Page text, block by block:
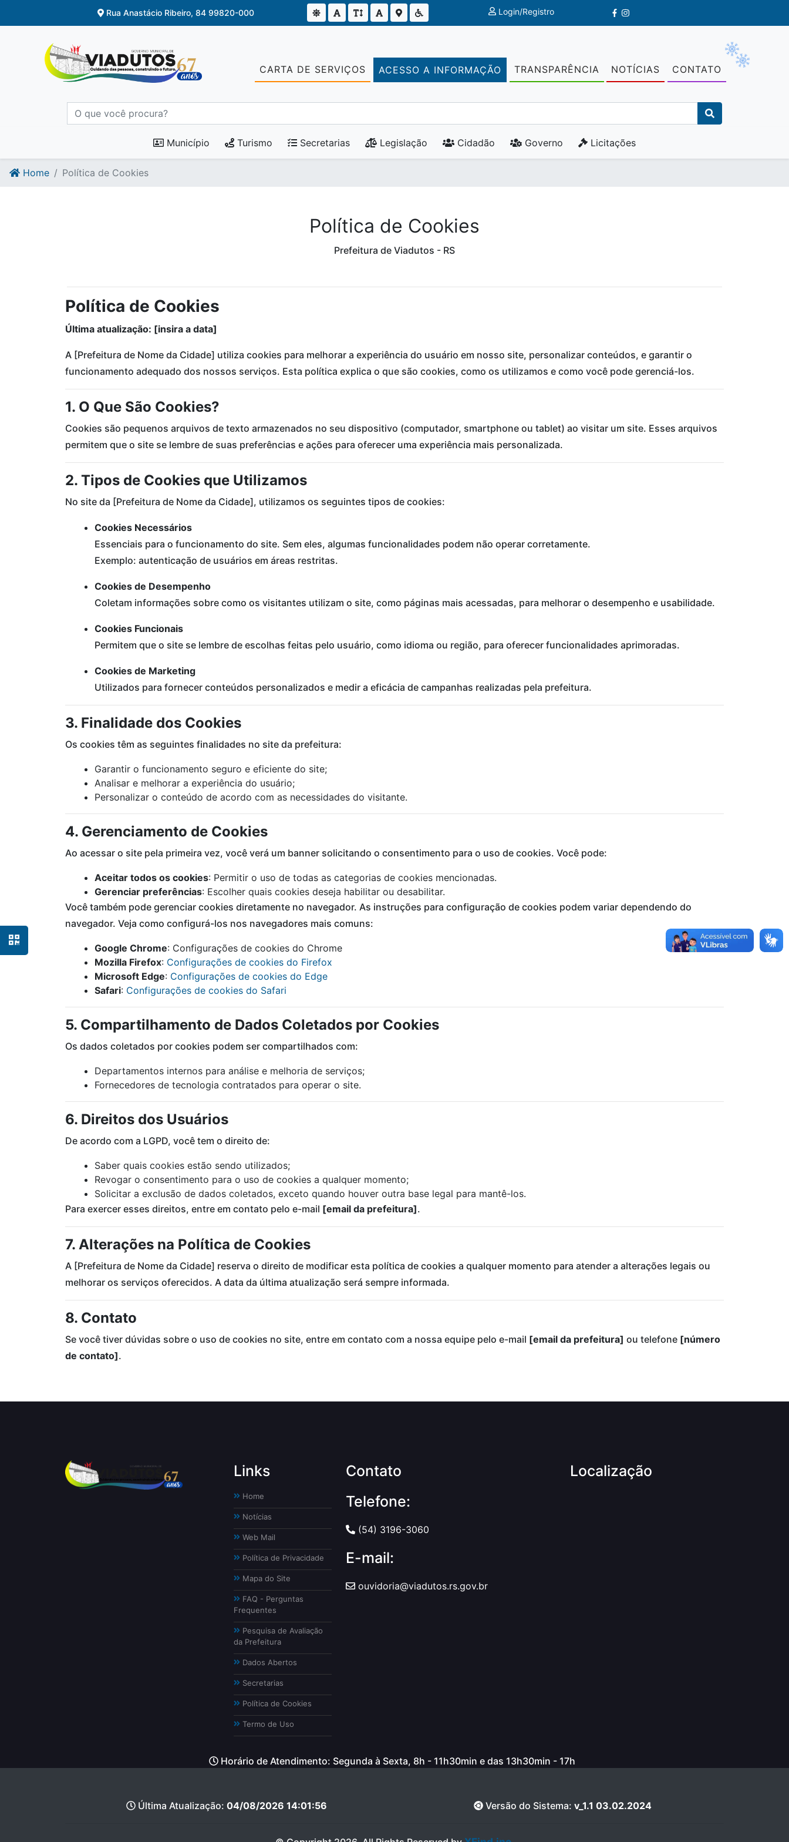
Ir para o fim do conteúdo
Rua Anastácio Ribeiro, 84 99820-000 Login/Registro
CARTA DE SERVIÇOS ACESSO A INFORMAÇÃO TRANSPARÊNCIA NOTÍCIAS CONTATO
Município Turismo Secretarias Legislação Cidadão Governo Licitações
Home Política de Cookies
Política de Cookies
Prefeitura de Viadutos - RS
Política de Cookies
Última atualização: [insira a data]
A [Prefeitura de Nome da Cidade] utiliza cookies para melhorar a experiência do usuário em nosso site, personalizar conteúdos, e garantir o
funcionamento adequado dos nossos serviços. Esta política explica o que são cookies, como os utilizamos e como você pode gerenciá-los.
1. O Que São Cookies?
Cookies são pequenos arquivos de texto armazenados no seu dispositivo (computador, smartphone ou tablet) ao visitar um site. Esses arquivos
permitem que o site se lembre de suas preferências e ações para oferecer uma experiência mais personalizada.
2. Tipos de Cookies que Utilizamos
No site da [Prefeitura de Nome da Cidade], utilizamos os seguintes tipos de cookies:
Cookies Necessários
Essenciais para o funcionamento do site. Sem eles, algumas funcionalidades podem não operar corretamente.
Exemplo: autenticação de usuários em áreas restritas.
Cookies de Desempenho
Coletam informações sobre como os visitantes utilizam o site, como páginas mais acessadas, para melhorar o desempenho e usabilidade.
Cookies Funcionais
Permitem que o site se lembre de escolhas feitas pelo usuário, como idioma ou região, para oferecer funcionalidades aprimoradas.
Cookies de Marketing
Utilizados para fornecer conteúdos personalizados e medir a eficácia de campanhas realizadas pela prefeitura.
3. Finalidade dos Cookies
Os cookies têm as seguintes finalidades no site da prefeitura:
Garantir o funcionamento seguro e eficiente do site;
Analisar e melhorar a experiência do usuário;
Personalizar o conteúdo de acordo com as necessidades do visitante.
4. Gerenciamento de Cookies
Ao acessar o site pela primeira vez, você verá um banner solicitando o consentimento para o uso de cookies. Você pode:
Aceitar todos os cookies: Permitir o uso de todas as categorias de cookies mencionadas.
Gerenciar preferências: Escolher quais cookies deseja habilitar ou desabilitar.
Você também pode gerenciar cookies diretamente no navegador. As instruções para configuração de cookies podem variar dependendo do
navegador. Veja como configurá-los nos navegadores mais comuns:
Google Chrome: Configurações de cookies do Chrome
Mozilla Firefox: Configurações de cookies do Firefox
Microsoft Edge: Configurações de cookies do Edge
Safari: Configurações de cookies do Safari
5. Compartilhamento de Dados Coletados por Cookies
Os dados coletados por cookies podem ser compartilhados com:
Departamentos internos para análise e melhoria de serviços;
Fornecedores de tecnologia contratados para operar o site.
6. Direitos dos Usuários
De acordo com a LGPD, você tem o direito de:
Saber quais cookies estão sendo utilizados;
Revogar o consentimento para o uso de cookies a qualquer momento;
Solicitar a exclusão de dados coletados, exceto quando houver outra base legal para mantê-los.
Para exercer esses direitos, entre em contato pelo e-mail [email da prefeitura].
7. Alterações na Política de Cookies
A [Prefeitura de Nome da Cidade] reserva o direito de modificar esta política de cookies a qualquer momento para atender a alterações legais ou
melhorar os serviços oferecidos. A data da última atualização será sempre informada.
8. Contato
Se você tiver dúvidas sobre o uso de cookies no site, entre em contato com a nossa equipe pelo e-mail [email da prefeitura] ou telefone [número
de contato].
Links
Home
Notícias
Web Mail
Política de Privacidade
Mapa do Site
FAQ - Perguntas
Frequentes
Pesquisa de Avaliação
da Prefeitura
Dados Abertos
Secretarias
Política de Cookies
Termo de Uso
Contato
Telefone:
(54) 3196-3060
E-mail:
ouvidoria@viadutos.rs.gov.br
Localização
Horário de Atendimento: Segunda à Sexta, 8h - 11h30min e das 13h30min - 17h
Última Atualização: 04/08/2026 14:01:56 Versão do Sistema: v_1.1 03.02.2024